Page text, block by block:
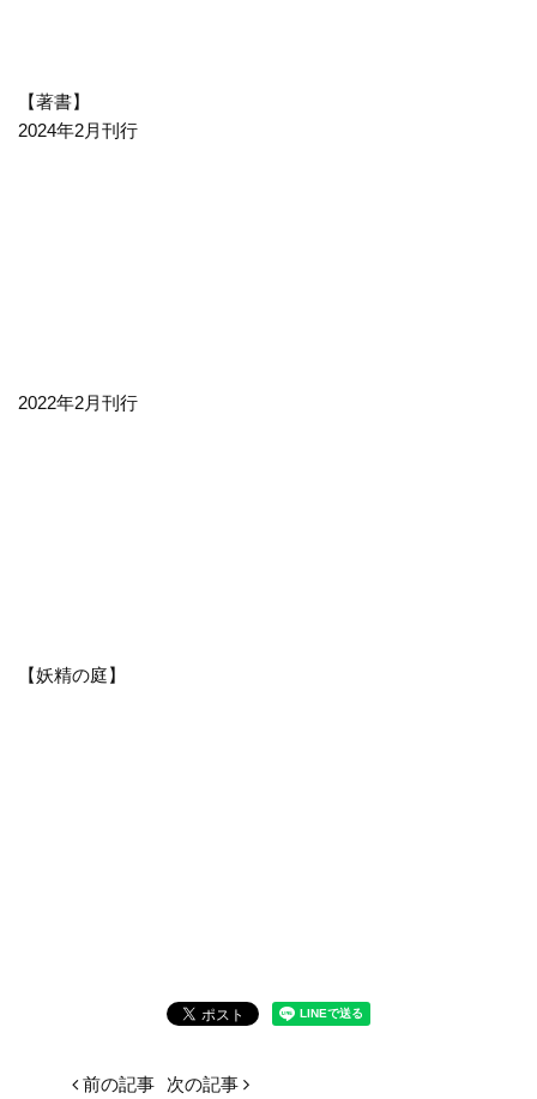
【著書】
2024年2月刊行
2022年2月刊行
【妖精の庭】
前の記事 次の記事